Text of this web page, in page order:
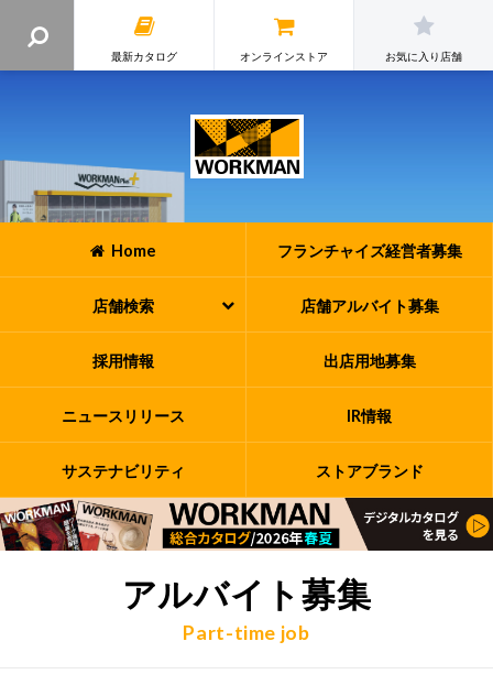
最新カタログ オンラインストア お気に入り店舗
Home フランチャイズ経営者募集
店舗検索 店舗アルバイト募集
採用情報 出店用地募集
ニュースリリース IR情報
サステナビリティ ストアブランド
アルバイト募集
Part-time job